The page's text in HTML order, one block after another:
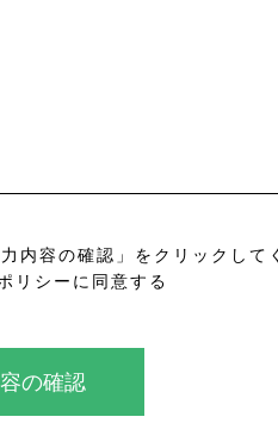
内容の確認」をクリックして
リシーに同意する
の確認